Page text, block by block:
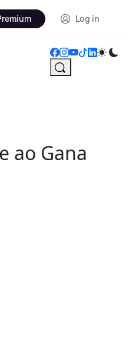
Log in
ao Gana